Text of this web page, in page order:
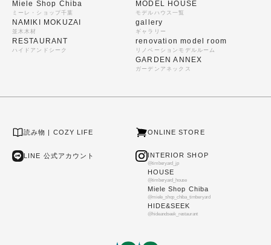
Miele Shop Chiba
ミーレ・ショップ千葉
NAMIKI MOKUZAI
並木木材
RESTAURANT
ハイドアンドシーク
MODEL HOUSE
モデルハウス一覧
gallery
ギャラリー
renovation model room
リノベーションモデルルーム
GARDEN ANNEX
ガーデンアネックス
読み物 | COZY LIFE ONLINE STORE
LINE 公式アカウント INTERIOR SHOP
@timberyard_jp
HOUSE
@timberyard_house
Miele Shop Chiba
@miele_shop_chiba_timberyard
HIDE&SEEK
@hideandseek_restaurant